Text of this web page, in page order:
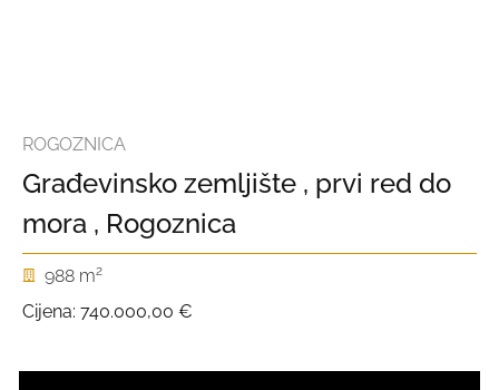
ROGOZNICA
Građevinsko zemljište , prvi red do
mora , Rogoznica
988 m2
Cijena: 740.000,00 €